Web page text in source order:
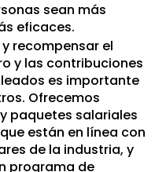
sean más
eficaces.
recompensar el
y las contribuciones
es importante
Ofrecemos
paquetes salariales
están en línea con
de la industria, y
programa de